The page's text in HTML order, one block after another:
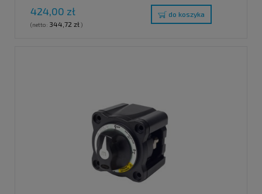
424,00 zł
(netto: 344,72 zł)
do koszyka